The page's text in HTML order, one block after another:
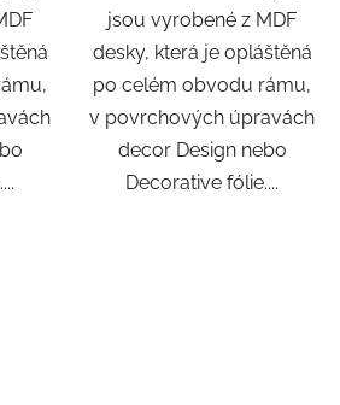
jsou vyrobené z MDF
desky, která je opláštěná
po celém obvodu rámu,
v povrchových úpravách
decor Design nebo
Decorative fólie....